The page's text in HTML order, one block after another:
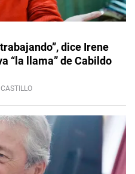
dice Irene
“la llama” de Cabildo